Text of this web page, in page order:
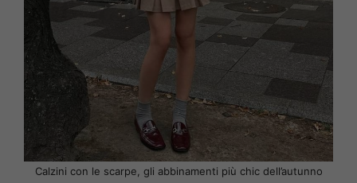
Calzini con le scarpe, gli abbinamenti più chic dell’autunno